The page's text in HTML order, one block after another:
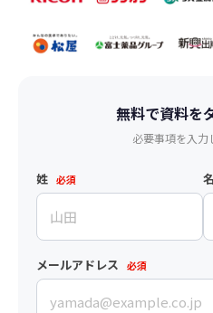
無料で資料を
必要事項を入力
姓 必須 名
メールアドレス 必須